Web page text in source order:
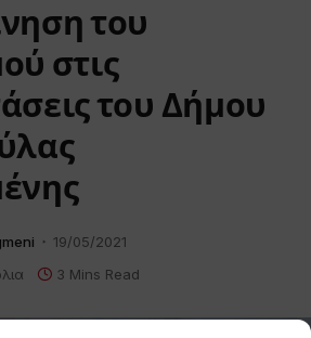
του
στις
του Δήμου
19/05/2021
3 Mins Read